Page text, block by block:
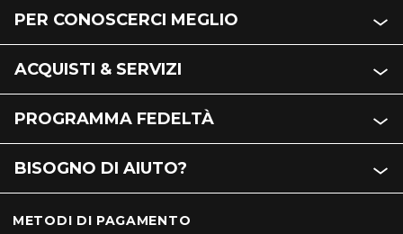
PER CONOSCERCI MEGLIO
ACQUISTI & SERVIZI
PROGRAMMA FEDELTÀ
BISOGNO DI AIUTO?
METODI DI PAGAMENTO